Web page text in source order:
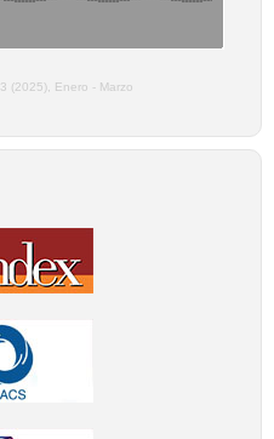
(2025), Enero - Marzo